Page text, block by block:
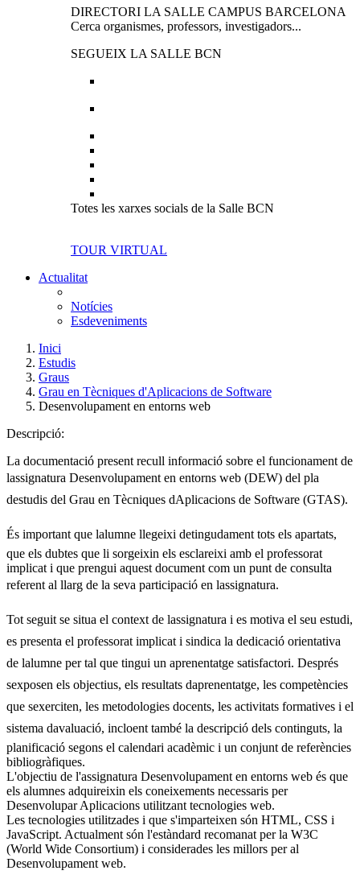
DIRECTORI LA SALLE CAMPUS BARCELONA
Cerca organismes, professors, investigadors...
SEGUEIX LA SALLE BCN
Totes les xarxes socials de la Salle BCN
TOUR VIRTUAL
Actualitat
Notícies
Esdeveniments
Inici
Estudis
Graus
Grau en Tècniques d'Aplicacions de Software
Desenvolupament en entorns web
Descripció:
La documentació present recull informació sobre el funcionament de
lassignatura Desenvolupament en entorns web (DEW) del pla
destudis del Grau en Tècniques dAplicacions de Software (GTAS).
És important que lalumne llegeixi detingudament tots els apartats,
que els dubtes que li sorgeixin els esclareixi amb el professorat
implicat i que prengui aquest document com un punt de consulta
referent al llarg de la seva participació en lassignatura.
Tot seguit se situa el context de lassignatura i es motiva el seu estudi,
es presenta el professorat implicat i sindica la dedicació orientativa
de lalumne per tal que tingui un aprenentatge satisfactori. Després
sexposen els objectius, els resultats daprenentatge, les competències
que sexerciten, les metodologies docents, les activitats formatives i el
sistema davaluació, incloent també la descripció dels continguts, la
planificació segons el calendari acadèmic i un conjunt de referències
bibliogràfiques.
L'objectiu de l'assignatura Desenvolupament en entorns web és que
els alumnes adquireixin els coneixements necessaris per
Desenvolupar Aplicacions utilitzant tecnologies web.
Les tecnologies utilitzades i que s'imparteixen són HTML, CSS i
JavaScript. Actualment són l'estàndard recomanat per la W3C
(World Wide Consortium) i considerades les millors per al
Desenvolupament web.